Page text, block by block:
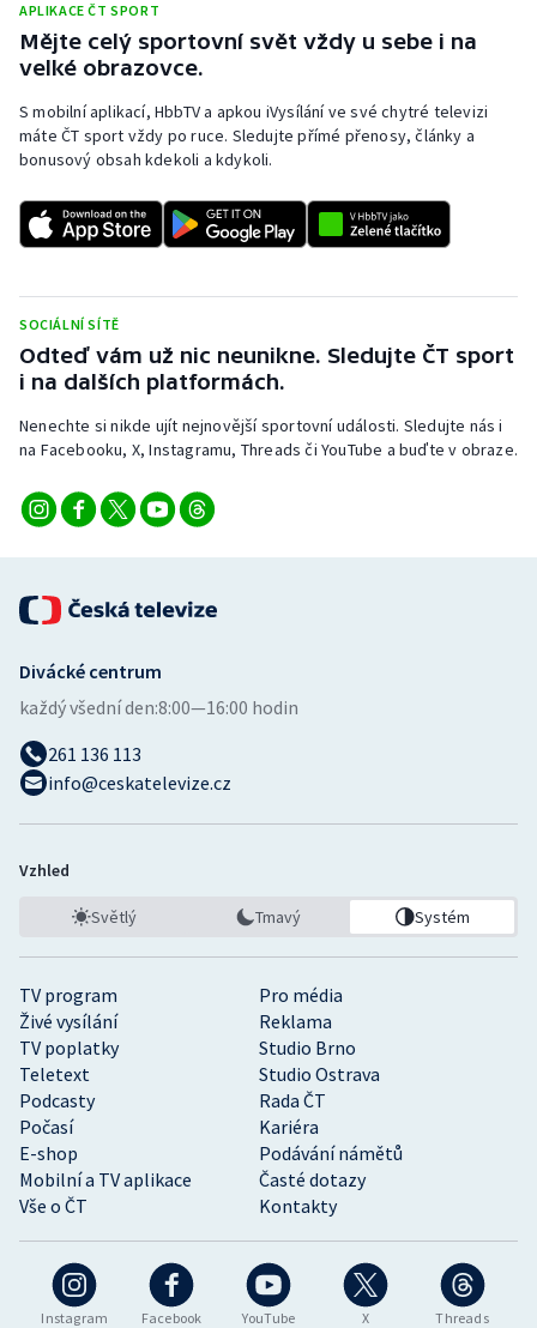
Rychlobruslení
Rychlostní kanoistika
Short track
Sportovní střelba
Triatlon
Veslování
Vodní slalom
Volejbal
Ostatní
APLIKACE ČT SPORT
Mějte celý sportovní svět vždy u sebe i na
velké obrazovce.
S mobilní aplikací, HbbTV a apkou iVysílání ve své chytré televizi
máte ČT sport vždy po ruce. Sledujte přímé přenosy, články a
bonusový obsah kdekoli a kdykoli.
SOCIÁLNÍ SÍTĚ
Odteď vám už nic neunikne. Sledujte ČT sport
i na dalších platformách.
Nenechte si nikde ujít nejnovější sportovní události. Sledujte nás i
na Facebooku, X, Instagramu, Threads či YouTube a buďte v obraze.
Instagram Facebook YouTube X Threads
TV program
Pro média
Živé vysílání
Reklama
TV poplatky
Studio Brno
Teletext
Studio Ostrava
Podcasty
Rada ČT
Počasí
Kariéra
E-shop
Podávání námětů
Mobilní a TV aplikace
Časté dotazy
Vše o ČT
Kontakty
Divácké centrum
každý všední den:8:00—16:00 hodin
261 136 113
info@ceskatelevize.cz
Vzhled
Světlý Tmavý Systém